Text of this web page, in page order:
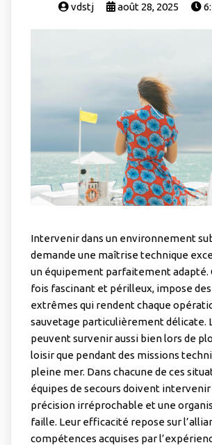
vdstj août 28, 2025
Intervenir dans un environnement
demande une maîtrise technique
un équipement parfaitement adapté.
fois fascinant et périlleux, impose
extrêmes qui rendent chaque
sauvetage particulièrement délicate.
peuvent survenir aussi bien lors de
loisir que pendant des missions
pleine mer. Dans chacune de ces
équipes de secours doivent intervenir
précision irréprochable et une
faille. Leur efficacité repose sur
compétences acquises par